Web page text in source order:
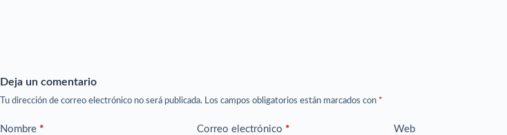
Deja un comentario
Tu dirección de correo electrónico no será publicada. Los campos obligatorios están marcados con *
Nombre * Correo electrónico * Web